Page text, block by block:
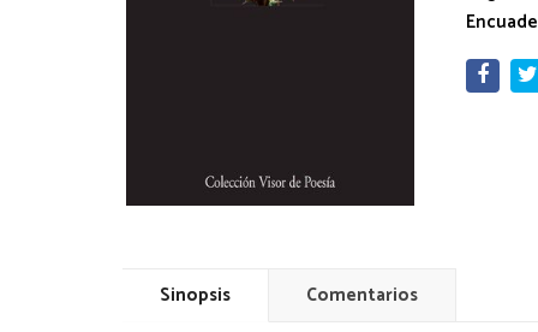
Sinopsis Comentarios